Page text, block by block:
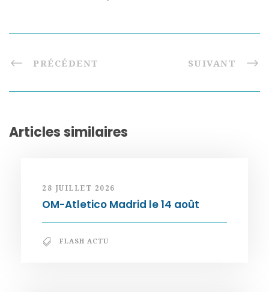
PRÉCÉDENT SUIVANT
Articles similaires
28 JUILLET 2026
OM-Atletico Madrid le 14 août
FLASH ACTU